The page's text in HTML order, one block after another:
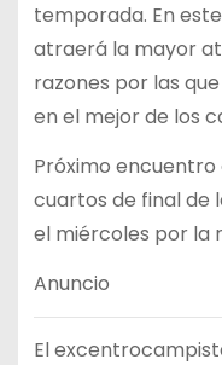
temporada. En
atraerá la mayor
razones por las
en el mejor de los
Próximo encuentro
cuartos de final de
el miércoles por la
Anuncio
El